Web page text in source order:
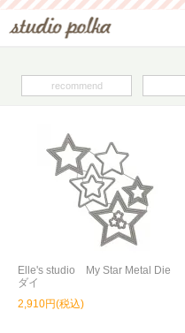
recommend
Elle's studio My Star Metal Die
ダイ
2,910円(税込)